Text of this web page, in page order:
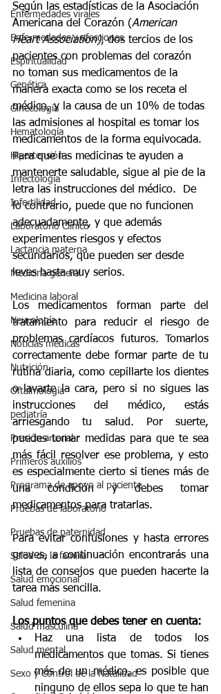
Enfermedades virales
Enfermedades y afecciones
Espiritualidad
Genética
Ginecología
Hematología
Hipertensión
Infectologia
Infertilidad
Laboratorio Clínico
Lactancia materna
Medicina general
Medicina laboral
Neurología
Noticias médicas
Nutrición
Oftalmología
pediatría
Presión arterial
Primeros auxilios
Programa de apoyo al paciente
Pruebas de laboratorio
Pruebas de paternidad
Salud de la familia
Salud emocional
Salud femenina
Salud masculina
Salud mental
Sexo y Control de la Natalidad
Según las estadísticas de la Asociación
Americana del Corazón (American
Heart Association), dos tercios de los
pacientes con problemas del corazón
no toman sus medicamentos de la
manera exacta como se los receta el
médico, y la causa de un 10% de todas
las admisiones al hospital es tomar los
medicamentos de la forma equivocada.
Para que las medicinas te ayuden a
mantenerte saludable, sigue al pie de la
letra las instrucciones del médico.  De
lo contrario, puede que no funcionen
adecuadamente, y que además
experimentes riesgos y efectos
secundarios, que pueden ser desde
leves hasta muy serios.
Los medicamentos forman parte del
tratamiento para reducir el riesgo de
problemas cardíacos futuros. Tomarlos
correctamente debe formar parte de tu
rutina diaria, como cepillarte los dientes
o lavarte la cara, pero si no sigues las
instrucciones del médico, estás
arriesgando tu salud. Por suerte,
puedes tomar medidas para que te sea
más fácil resolver ese problema, y esto
es especialmente cierto si tienes más de
una condición y debes tomar
medicamentos para tratarlas.
Para evitar confusiones y hasta errores
graves, a continuación encontrarás una
lista de consejos que pueden hacerte la
tarea más sencilla.
Los puntos que debes tener en cuenta:
Haz una lista de todos los
medicamentos que tomas. Si tienes
más de un médico, es posible que
ninguno de ellos sepa lo que te han